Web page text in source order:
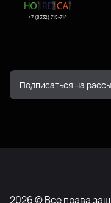
+7 (8332) 715-714
2026 © Все права